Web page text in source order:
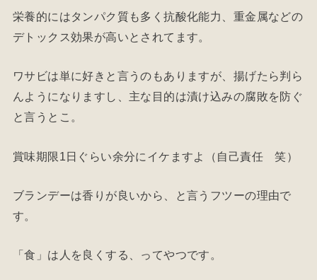
栄養的にはタンパク質も多く抗酸化能力、重金属などの
デトックス効果が高いとされてます。
ワサビは単に好きと言うのもありますが、揚げたら判ら
んようになりますし、主な目的は漬け込みの腐敗を防ぐ
と言うとこ。
賞味期限1日ぐらい余分にイケますよ（自己責任 笑）
ブランデーは香りが良いから、と言うフツーの理由で
す。
「食」は人を良くする、ってやつです。